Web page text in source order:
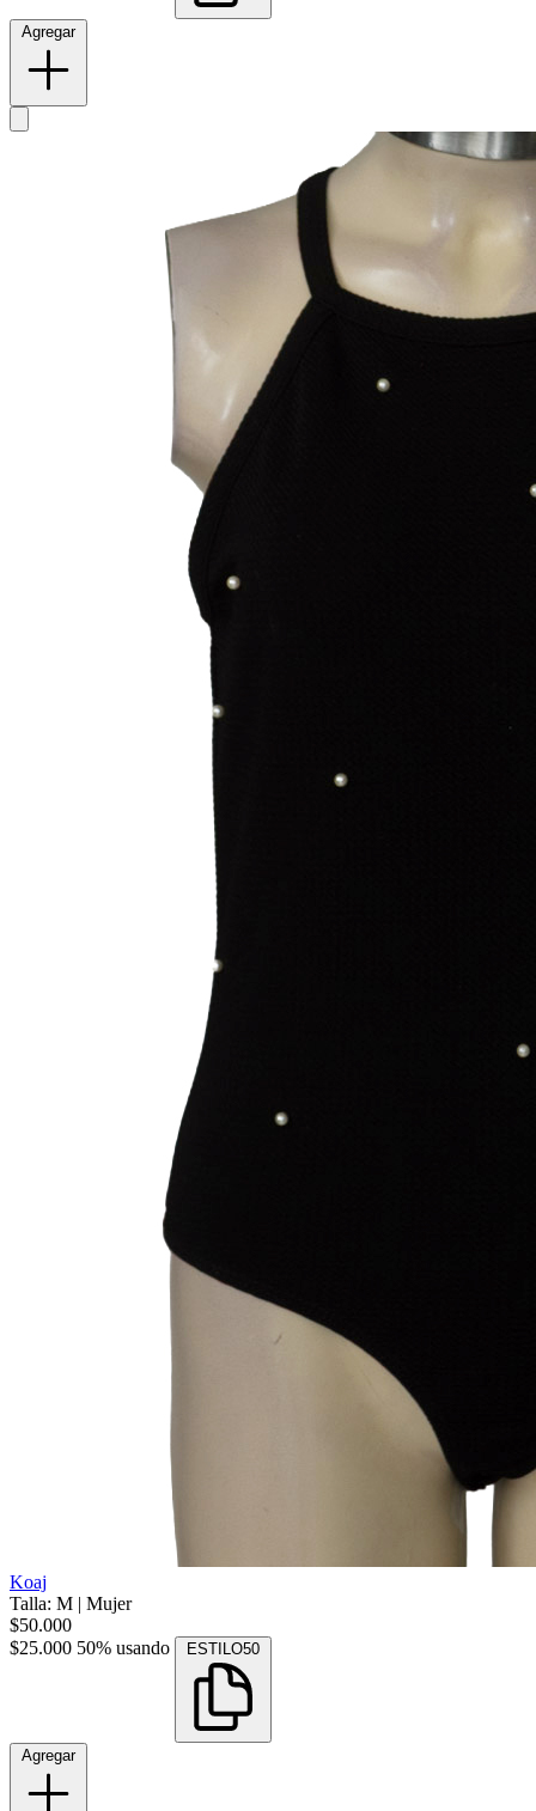
Agregar
Koaj
Talla: M | Mujer
$50.000
$25.000 50% usando ESTILO50
Agregar